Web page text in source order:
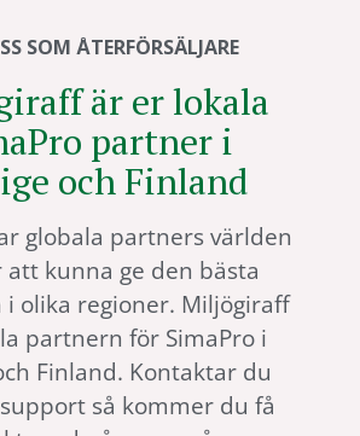
SOM ÅTERFÖRSÄLJARE
är er lokala
partner i
och Finland
globala partners världen
att kunna ge den bästa
olika regioner. Miljögiraff
partnern för SimaPro i
Finland. Kontaktar du
så kommer du få